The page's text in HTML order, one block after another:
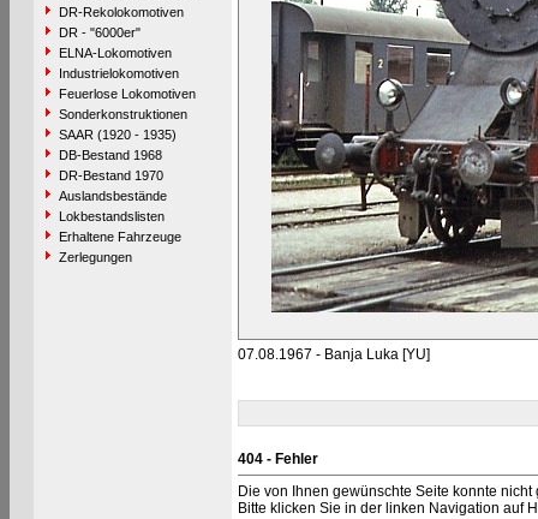
DR-Rekolokomotiven
DR - "6000er"
ELNA-Lokomotiven
Industrielokomotiven
Feuerlose Lokomotiven
Sonderkonstruktionen
SAAR (1920 - 1935)
DB-Bestand 1968
DR-Bestand 1970
Auslandsbestände
Lokbestandslisten
Erhaltene Fahrzeuge
Zerlegungen
07.08.1967 - Banja Luka [YU]
404 - Fehler
Die von Ihnen gewünschte Seite konnte nicht
Bitte klicken Sie in der linken Navigation auf